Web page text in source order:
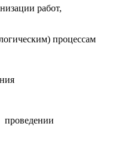
работ,
процессам